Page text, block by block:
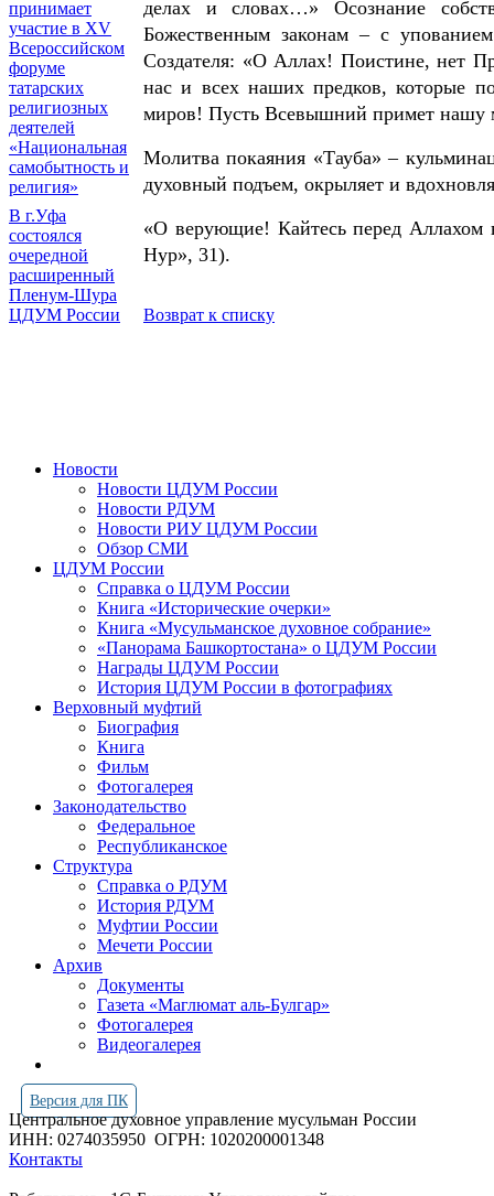
принимает
участие в XV
Всероссийском
форуме
татарских
религиозных
деятелей
«Национальная
самобытность и
религия»
В г.Уфа
состоялся
очередной
расширенный
Пленум-Шура
ЦДУМ России
делах и словах…» Осознание
Божественным законам – с
Создателя: «О Аллах! Поистине, нет
нас и всех наших предков, которые
миров! Пусть Всевышний примет нашу
Молитва покаяния «Тауба» –
духовный подъем, окрыляет и
«О верующие! Кайтесь перед
Нур», 31).
Возврат к списку
Новости
Новости ЦДУМ России
Новости РДУМ
Новости РИУ ЦДУМ России
Обзор СМИ
ЦДУМ России
Справка о ЦДУМ России
Книга «Исторические очерки»
Книга «Мусульманское духовное собрание»
«Панорама Башкортостана» о ЦДУМ России
Награды ЦДУМ России
История ЦДУМ России в фотографиях
Верховный муфтий
Биография
Книга
Фильм
Фотогалерея
Законодательство
Федеральное
Республиканское
Структура
Справка о РДУМ
История РДУМ
Муфтии России
Мечети России
Архив
Документы
Газета «Маглюмат аль-Булгар»
Фотогалерея
Видеогалерея
Версия для ПК
Центральное духовное управление мусульман России
ИНН: 0274035950 ОГРН: 1020200001348
Контакты